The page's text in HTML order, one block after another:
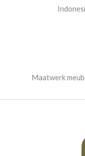
Maatwerk